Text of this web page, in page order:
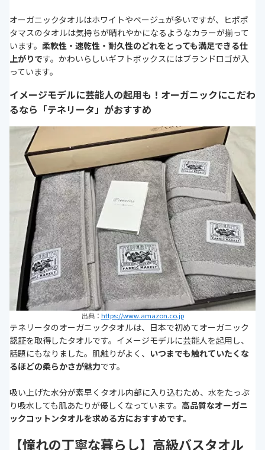
オーガニックタオルはホワイトやベージュが多いですが、ヒポポ
タマスのタオルは気持ちが晴れやかになるようなカラーが揃って
います。 柔軟性・速乾性・耐久性のどれをとっても満足できる仕
上がりです。かわいらしいギフトボックスにはブランドロゴが入
っています。
イメージモデルに芸能人の起用も！オーガニックにこだわ
るなら「テネリータ」がおすすめ
出典： https://www.amazon.co.jp
テネリータのオーガニックタオルは、日本で初めてオーガニック
認証を取得したタオルです。イメージモデルに芸能人を起用し、
話題にもなりました。肌触りがよく、 いつまでも触れていたくな
るほどの柔らかさが魅力です。
吸い上げた水分が素早くタオル内部に入り込むため、水をたっぷ
り吸水しても肌あたりが優しくなっています。 高品質なオーガニ
ックコットンタオルを求める方におすすめです。
【憧れの丁寧な暮らし】高級バスタオル